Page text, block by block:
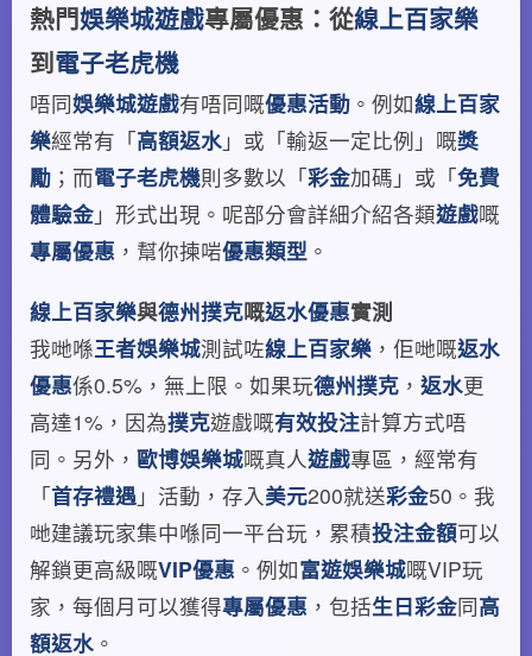
熱門娛樂城遊戲專屬優惠：從線上百家樂
到電子老虎機
唔同娛樂城遊戲有唔同嘅優惠活動 。例如線上百家
樂經常有「高額返水」或「輸返一定比例」嘅獎
勵 ；而電子老虎機則多數以「彩金加碼」或「免費
體驗金」形式出現。呢部分會詳細介紹各類遊戲嘅
專屬優惠 ，幫你揀啱優惠類型 。
線上百家樂與德州撲克嘅返水優惠實測
我哋喺王者娛樂城測試咗線上百家樂 ，佢哋嘅返水
優惠係0.5%，無上限。如果玩德州撲克 ， 返水更
高達1%，因為撲克遊戲嘅有效投注計算方式唔
同。另外， 歐博娛樂城嘅真人遊戲專區，經常有
「首存禮遇」活動，存入美元200就送彩金50。我
哋建議玩家集中喺同一平台玩，累積投注金額可以
解鎖更高級嘅VIP優惠 。例如富遊娛樂城嘅VIP玩
家，每個月可以獲得專屬優惠 ，包括生日彩金同高
額返水 。